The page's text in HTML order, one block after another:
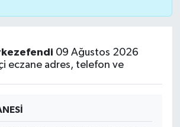
09 Ağustos 2026
eczane adres, telefon ve